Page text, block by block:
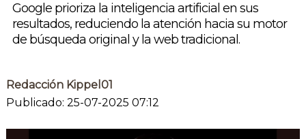
Google prioriza la inteligencia artificial en sus
resultados, reduciendo la atención hacia su motor
de búsqueda original y la web tradicional.
Redacción Kippel01
Publicado: 25-07-2025 07:12